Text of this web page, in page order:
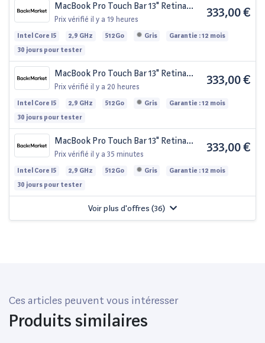
MacBook Pro Touch Bar 13" Retina
(2016) - Core i5 2.9 GHz 512 SSD - 8 Go
AZERTY - Français
Prix vérifié il y a 19 heures 333,00 €
Intel Core I5 2,9 GHz 512Go Gris
Garantie : 12 mois
30 jours pour tester
MacBook Pro Touch Bar 13" Retina
(2016) - Core i5 2.9 GHz 512 SSD - 8 Go
QWERTZ - Allemand
Prix vérifié il y a 20 heures 333,00 €
Intel Core I5 2,9 GHz 512Go Gris
Garantie : 12 mois
30 jours pour tester
MacBook Pro Touch Bar 13" Retina
(2016) - Core i5 2.9 GHz 512 SSD - 8 Go
QWERTY - Anglais
Prix vérifié il y a 35 minutes 333,00 €
Intel Core I5 2,9 GHz 512Go Gris
Garantie : 12 mois
30 jours pour tester
Voir plus d'offres (36)
Ces articles peuvent vous intéresser
Produits similaires